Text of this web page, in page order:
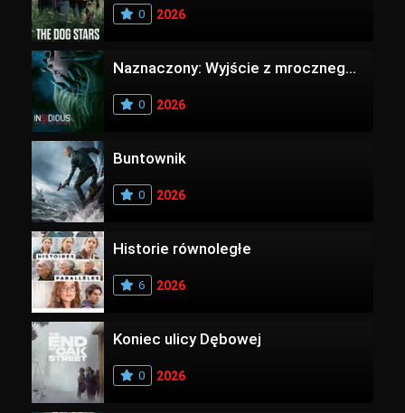
0 2026
Naznaczony: Wyjście z mrocznego wymiaru
0 2026
Buntownik
0 2026
Historie równoległe
6 2026
Koniec ulicy Dębowej
0 2026